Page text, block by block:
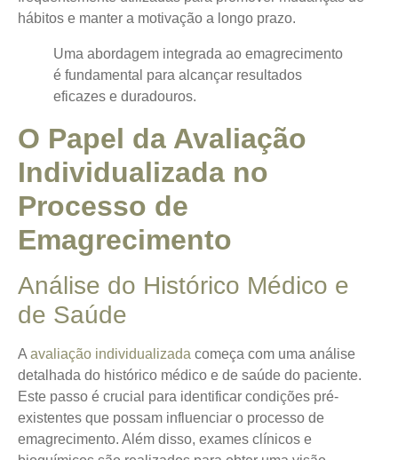
hábitos e manter a motivação a longo prazo.
Uma abordagem integrada ao emagrecimento
é fundamental para alcançar resultados
eficazes e duradouros.
O Papel da Avaliação
Individualizada no
Processo de
Emagrecimento
Análise do Histórico Médico e
de Saúde
A avaliação individualizada começa com uma análise
detalhada do histórico médico e de saúde do paciente.
Este passo é crucial para identificar condições pré-
existentes que possam influenciar o processo de
emagrecimento. Além disso, exames clínicos e